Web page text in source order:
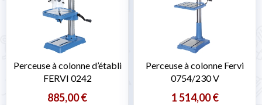
Perceuse à colonne d’établi
FERVI 0242
885,00 €
Perceuse à colonne Fervi
0754/230 V
1 514,00 €